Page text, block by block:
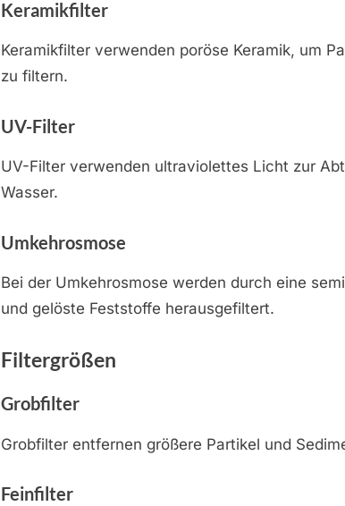
Keramikfilter
Keramikfilter verwenden poröse Keramik, um
zu filtern.
UV-Filter
UV-Filter verwenden ultraviolettes Licht zur
Wasser.
Umkehrosmose
Bei der Umkehrosmose werden durch eine
und gelöste Feststoffe herausgefiltert.
Filtergrößen
Grobfilter
Grobfilter entfernen größere Partikel und
Feinfilter